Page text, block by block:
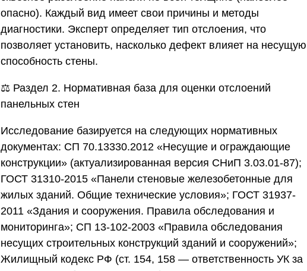
опасно). Каждый вид имеет свои причины и методы
диагностики. Эксперт определяет тип отслоения, что
позволяет установить, насколько дефект влияет на несущую
способность стены.
⚖️ Раздел 2. Нормативная база для оценки отслоений
панельных стен
Исследование базируется на следующих нормативных
документах: СП 70.13330.2012 «Несущие и ограждающие
конструкции» (актуализированная версия СНиП 3.03.01-87);
ГОСТ 31310-2015 «Панели стеновые железобетонные для
жилых зданий. Общие технические условия»; ГОСТ 31937-
2011 «Здания и сооружения. Правила обследования и
мониторинга»; СП 13-102-2003 «Правила обследования
несущих строительных конструкций зданий и сооружений»;
Жилищный кодекс РФ (ст. 154, 158 — ответственность УК за